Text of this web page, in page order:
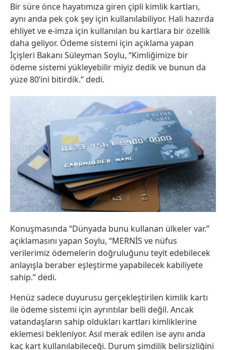
Bir süre önce hayatımıza giren çipli kimlik kartları,
aynı anda pek çok şey için kullanılabiliyor. Hali hazırda
ehliyet ve e-imza için kullanılan bu kartlara bir özellik
daha geliyor. Ödeme sistemi için açıklama yapan
İçişleri Bakanı Süleyman Soylu, “Kimliğimize bir
ödeme sistemi yükleyebilir miyiz dedik ve bunun da
yüze 80’ini bitirdik.” dedi.
Konuşmasında “Dünyada bunu kullanan ülkeler var.”
açıklamasını yapan Soylu, “MERNİS ve nüfus
verilerimiz ödemelerin doğruluğunu teyit edebilecek
anlayışla beraber eşleştirme yapabilecek kabiliyete
sahip.” dedi.
Henüz sadece duyurusu gerçekleştirilen kimlik kartı
ile ödeme sistemi için ayrıntılar belli değil. Ancak
vatandaşların sahip oldukları kartları kimliklerine
eklemesi bekleniyor. Asıl merak edilen ise aynı anda
kaç kart kullanılabileceği. Durum şimdilik belirsizliğini